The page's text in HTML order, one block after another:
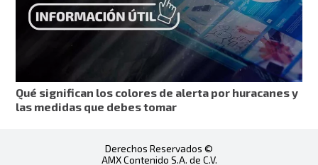
Qué significan los colores de alerta por huracanes y
las medidas que debes tomar
Derechos Reservados ©
AMX Contenido S.A. de C.V.